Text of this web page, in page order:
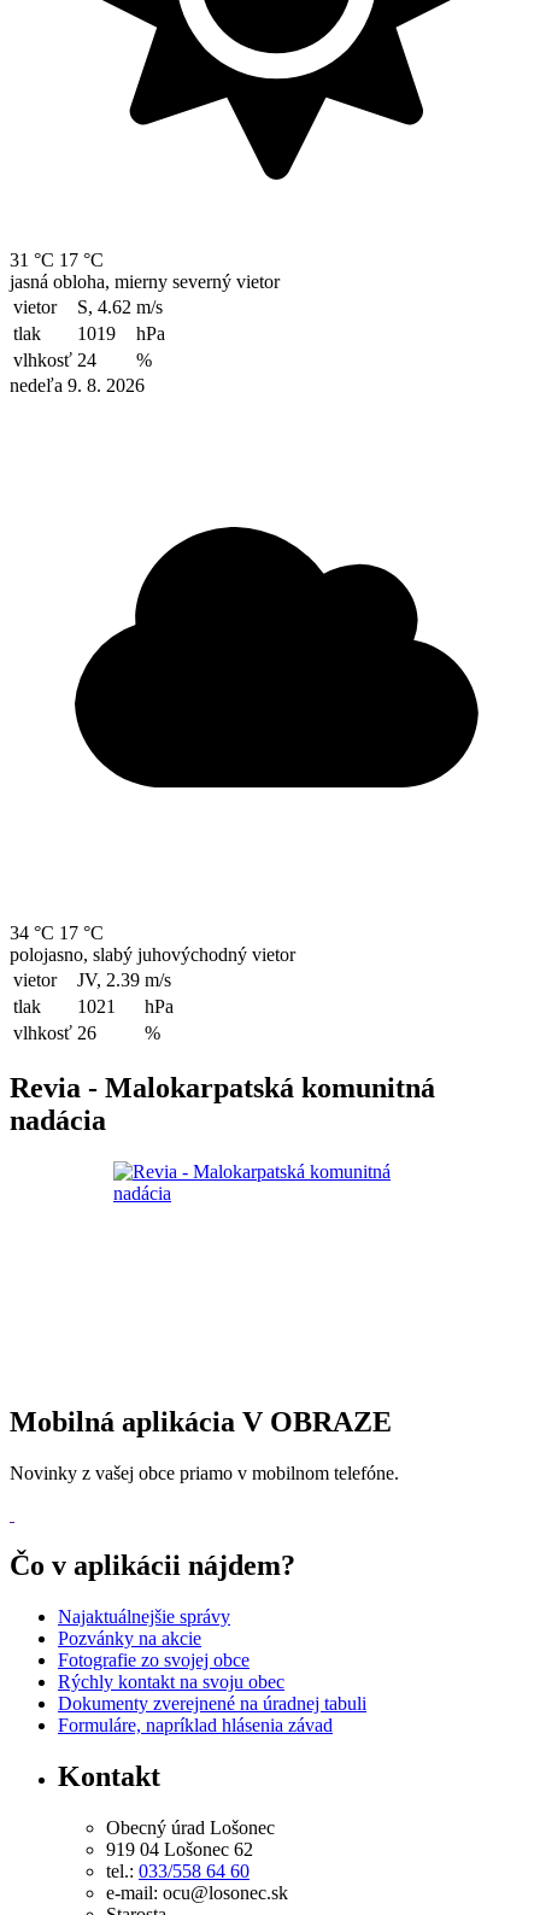
31 °C 17 °C
jasná obloha, mierny severný vietor
vietor
S, 4.62 m/s
tlak
1019
hPa
vlhkosť 24
%
nedeľa 9. 8. 2026
34 °C 17 °C
polojasno, slabý juhovýchodný vietor
vietor
JV, 2.39 m/s
tlak
1021
hPa
vlhkosť 26 %
Revia - Malokarpatská komunitná
nadácia
Mobilná aplikácia V OBRAZE
Novinky z vašej obce priamo v mobilnom telefóne.
Čo v aplikácii nájdem?
Najaktuálnejšie správy
Pozvánky na akcie
Fotografie zo svojej obce
Rýchly kontakt na svoju obec
Dokumenty zverejnené na úradnej tabuli
Formuláre, napríklad hlásenia závad
Kontakt
Obecný úrad Lošonec
919 04 Lošonec 62
tel.: 033/558 64 60
e-mail: ocu@losonec.sk